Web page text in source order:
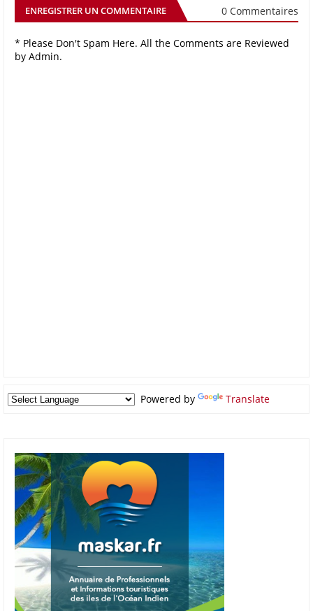
ENREGISTRER UN COMMENTAIRE 0 Commentaires
* Please Don't Spam Here. All the Comments are Reviewed
by Admin.
Powered by Translate